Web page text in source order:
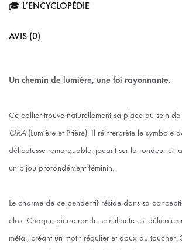
🎓 L’ENCYCLOPÉDIE
AVIS (0)
Un chemin de lumière, une foi rayonnante.
Ce collier trouve naturellement sa place au sein
ORA (Lumière et Prière). Il réinterprète le symbole
délicatesse remarquable, jouant sur la rondeur et
un bijou profondément féminin.
Le charme de ce pendentif réside dans sa
clos. Chaque pierre ronde scintillante est
métal, créant un motif régulier et doux au toucher.